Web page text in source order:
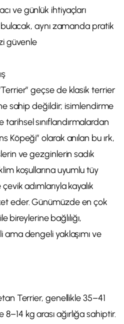
ve günlük ihtiyaçları
bulacak, aynı zamanda pratik
güvenle
geçse de klasik terrier
sahip değildir; isimlendirme
sınıflandırmalardan
Köpeği” olarak anılan bu ırk,
ve gezginlerin sadık
koşullarına uyumlu tüy
adımlarıyla kayalık
eder. Günümüzde en çok
bireylerine bağlılığı,
ama dengeli yaklaşımı ve
Terrier, genellikle 35–41
kg arası ağırlığa sahiptir.